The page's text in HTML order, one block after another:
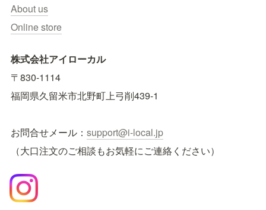
About us
Online store
株式会社アイローカル
〒830-1114
福岡県久留米市北野町上弓削439-1
お問合せメール： support@i-local.jp
（大口注文のご相談もお気軽にご連絡ください）